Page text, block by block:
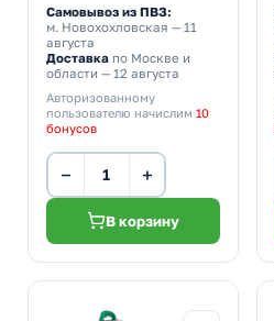
Самовывоз из ПВЗ:
м. Новохохловская — 11
августа
Доставка по Москве и
области — 12 августа
Авторизованному
пользователю начислим 10
бонусов
− +
В корзину